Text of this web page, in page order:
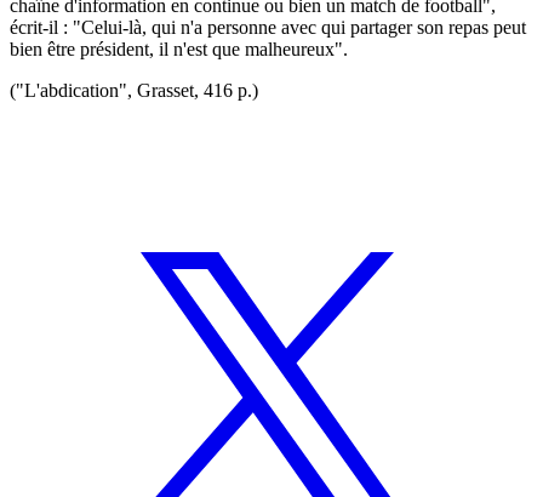
chaîne d'information en continue ou bien un match de football",
écrit-il : "Celui-là, qui n'a personne avec qui partager son repas peut
bien être président, il n'est que malheureux".
("L'abdication", Grasset, 416 p.)